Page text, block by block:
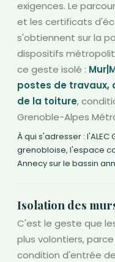
exigences. Le
et les certificats
s'obtiennent sur la
dispositifs
ce geste isolé :
postes de travaux,
de la toiture,
Grenoble-Alpes
À qui s'adresser :
grenobloise, l'espace
Annecy sur le bassin
Isolation des
C'est le geste que
plus volontiers,
condition d'entrée de